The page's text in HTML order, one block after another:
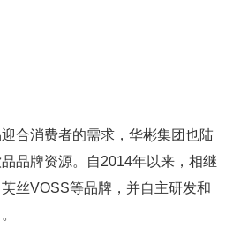
合消费者的需求，华彬集团也陆
品牌资源。自2014年以来，相继
丝VOSS等品牌，并自主研发和